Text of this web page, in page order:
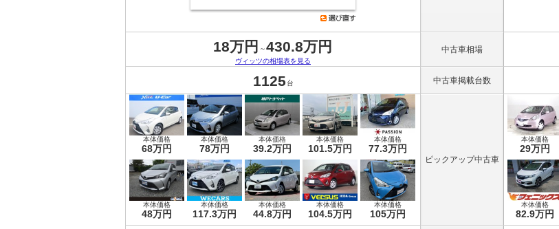
18万円 ～430.8万円
ヴィッツの相場表を見る
中古車相場
1125 台 中古車掲載台数
本体価格
68万円
本体価格
78万円
本体価格
39.2万円
本体価格
101.5万円
本体価格
77.3万円
本体価格
48万円
本体価格
117.3万円
本体価格
44.8万円
本体価格
104.5万円
本体価格
105万円
ピックアップ中古車
本体価格
29万円
本体価格
82.9万円